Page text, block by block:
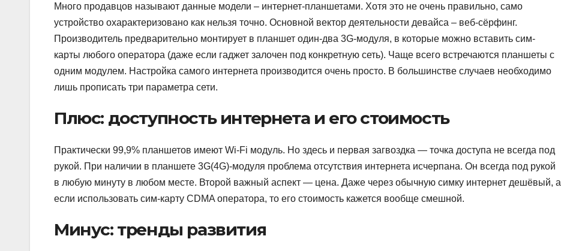
Много продавцов называют данные модели – интернет-планшетами. Хотя это не очень правильно, само
устройство охарактеризовано как нельзя точно. Основной вектор деятельности девайса – веб-сёрфинг.
Производитель предварительно монтирует в планшет один-два 3G-модуля, в которые можно вставить сим-
карты любого оператора (даже если гаджет залочен под конкретную сеть). Чаще всего встречаются планшеты с
одним модулем. Настройка самого интернета производится очень просто. В большинстве случаев необходимо
лишь прописать три параметра сети.
Плюс: доступность интернета и его стоимость
Практически 99,9% планшетов имеют Wi-Fi модуль. Но здесь и первая загвоздка — точка доступа не всегда под
рукой. При наличии в планшете 3G(4G)-модуля проблема отсутствия интернета исчерпана. Он всегда под рукой
в любую минуту в любом месте. Второй важный аспект — цена. Даже через обычную симку интернет дешёвый, а
если использовать сим-карту CDMA оператора, то его стоимость кажется вообще смешной.
Минус: тренды развития